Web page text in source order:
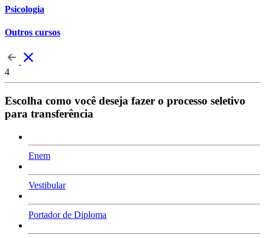
Psicologia
Outros cursos
4
Escolha como você deseja fazer o processo seletivo
para transferência
Enem
Vestibular
Portador de Diploma